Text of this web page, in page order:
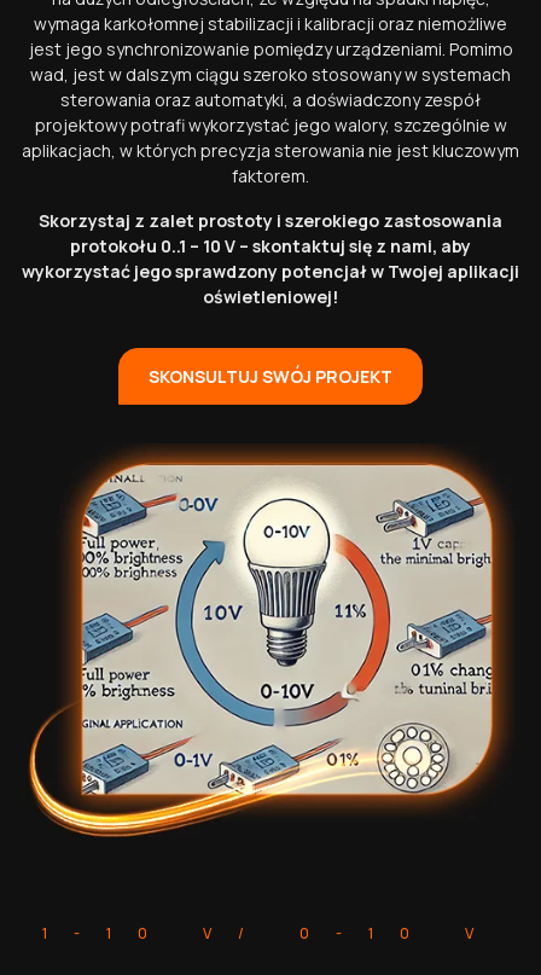
wymaga karkołomnej stabilizacji i kalibracji oraz niemożliwe
jest jego synchronizowanie pomiędzy urządzeniami. Pomimo
wad, jest w dalszym ciągu szeroko stosowany w systemach
sterowania oraz automatyki, a doświadczony zespół
projektowy potrafi wykorzystać jego walory, szczególnie w
aplikacjach, w których precyzja sterowania nie jest kluczowym
faktorem.
Skorzystaj z zalet prostoty i szerokiego zastosowania
protokołu 0..1 – 10 V – skontaktuj się z nami, aby
wykorzystać jego sprawdzony potencjał w Twojej aplikacji
oświetleniowej!
SKONSULTUJ SWÓJ PROJEKT
1-10 V/ 0-10 V